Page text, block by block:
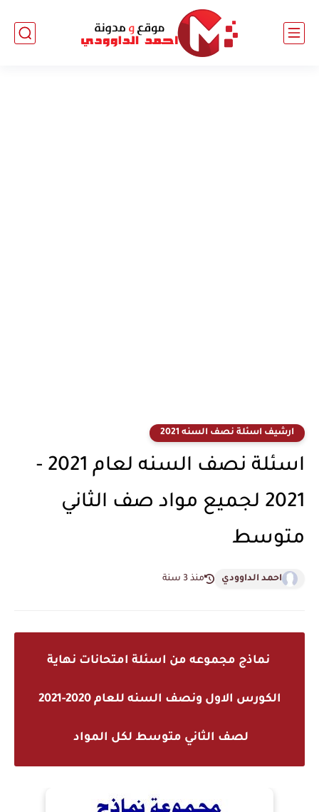
ارشيف اسئلة نصف السنه 2021
اسئلة نصف السنه لعام 2021 -
2021 لجميع مواد صف الثاني
متوسط
احمد الداوودي منذ 3 سنة
نماذج مجموعه من اسئلة امتحانات نهاية
الكورس الاول ونصف السنه للعام 2020-2021
لصف الثاني متوسط لكل المواد